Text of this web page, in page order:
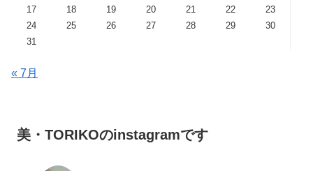
17
18 19 20 21 22
23
24
25 26 27 28 29
30
31
« 7月
美・TORIKOのinstagramです